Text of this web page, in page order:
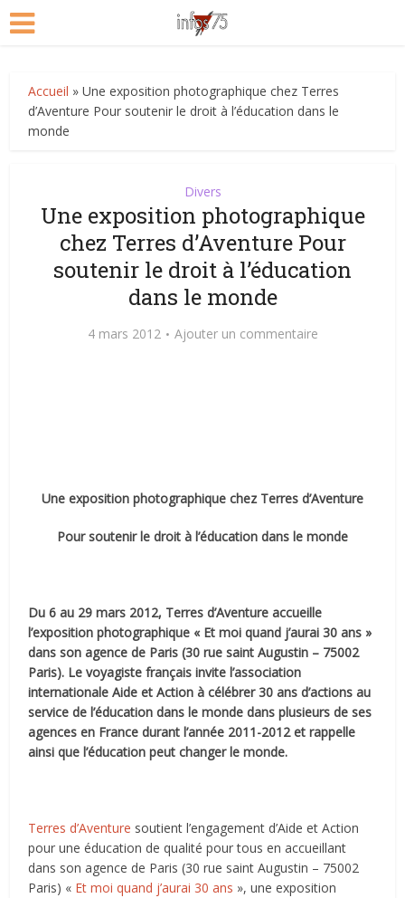
Accueil »Une exposition photographique chez Terres
d’Aventure Pour soutenir le droit à l’éducation dans le
monde
Divers
Une exposition photographique
chez Terres d’Aventure Pour
soutenir le droit à l’éducation
dans le monde
4 mars 2012 Ajouter un commentaire
Une exposition photographique chez Terres d’Aventure
Pour soutenir le droit à l’éducation dans le monde
Du 6 au 29 mars 2012, Terres d’Aventure accueille
l’exposition photographique « Et moi quand j’aurai 30 ans »
dans son agence de Paris (30 rue saint Augustin – 75002
Paris). Le voyagiste français invite l’association
internationale Aide et Action à célébrer 30 ans d’actions au
service de l’éducation dans le monde dans plusieurs de ses
agences en France durant l’année 2011-2012 et rappelle
ainsi que l’éducation peut changer le monde.
Terres d’Aventure soutient l’engagement d’Aide et Action
pour une éducation de qualité pour tous en accueillant
dans son agence de Paris (30 rue saint Augustin – 75002
Paris) « Et moi quand j’aurai 30 ans », une exposition